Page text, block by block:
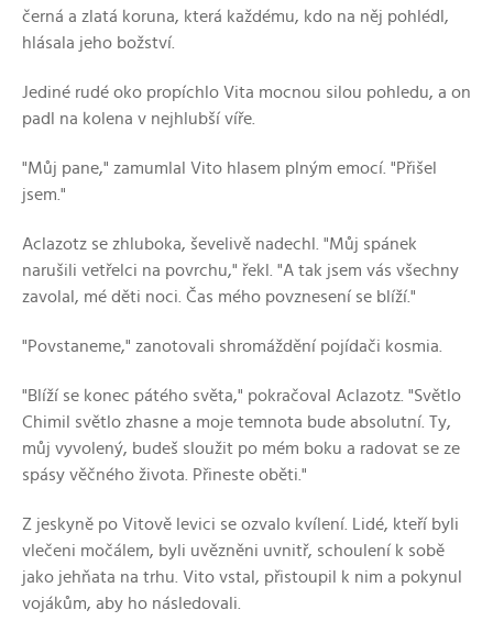
černá a zlatá koruna, která každému, kdo na něj pohlédl,
hlásala jeho božství.
Jediné rudé oko propíchlo Vita mocnou silou pohledu, a on
padl na kolena v nejhlubší víře.
"Můj pane," zamumlal Vito hlasem plným emocí. "Přišel
jsem."
Aclazotz se zhluboka, ševelivě nadechl. "Můj spánek
narušili vetřelci na povrchu," řekl. "A tak jsem vás všechny
zavolal, mé děti noci. Čas mého povznesení se blíží."
"Povstaneme," zanotovali shromáždění pojídači kosmia.
"Blíží se konec pátého světa," pokračoval Aclazotz. "Světlo
Chimil světlo zhasne a moje temnota bude absolutní. Ty,
můj vyvolený, budeš sloužit po mém boku a radovat se ze
spásy věčného života. Přineste oběti."
Z jeskyně po Vitově levici se ozvalo kvílení. Lidé, kteří byli
vlečeni močálem, byli uvězněni uvnitř, schoulení k sobě
jako jehňata na trhu. Vito vstal, přistoupil k nim a pokynul
vojákům, aby ho následovali.